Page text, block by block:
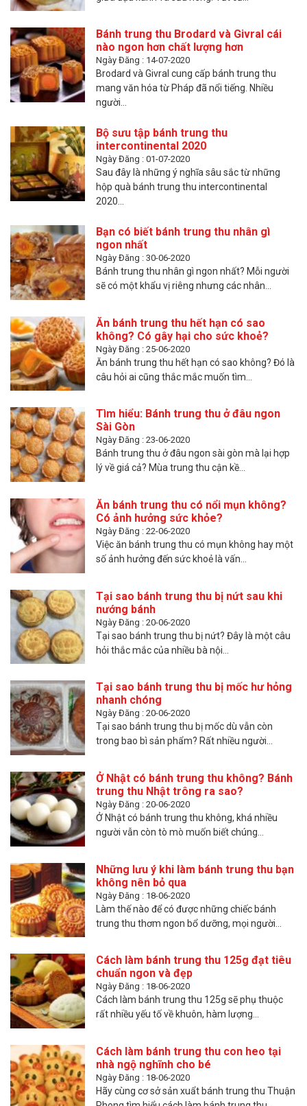
Bánh trung thu Brodard và Givral cái
nào ngon hơn chất lượng hơn
Ngày Đăng : 14-07-2020
Brodard và Givral cung cấp bánh trung thu
mang văn hóa từ Pháp đã nổi tiếng. Nhiều
người...
Bộ sưu tập bánh trung thu
intercontinental 2020
Ngày Đăng : 01-07-2020
Sau đây là những ý nghĩa sâu sắc từ những
hộp quà bánh trung thu intercontinental
2020...
Bạn có biết bánh trung thu nhân gì
ngon nhất
Ngày Đăng : 30-06-2020
Bánh trung thu nhân gì ngon nhất? Mỗi người
sẽ có một khẩu vị riêng nhưng các nhân...
Ăn bánh trung thu hết hạn có sao
không? Có gây hại cho sức khoẻ?
Ngày Đăng : 25-06-2020
Ăn bánh trung thu hết hạn có sao không? Đó là
câu hỏi ai cũng thắc mắc muốn tìm...
Tìm hiểu: Bánh trung thu ở đâu ngon
Sài Gòn
Ngày Đăng : 23-06-2020
Bánh trung thu ở đâu ngon sài gòn mà lại hợp
lý về giá cả? Mùa trung thu cận kề...
Ăn bánh trung thu có nổi mụn không?
Có ảnh hưởng sức khỏe?
Ngày Đăng : 22-06-2020
Việc ăn bánh trung thu có mụn không hay một
số ảnh hưởng đến sức khoẻ là vấn...
Tại sao bánh trung thu bị nứt sau khi
nướng bánh
Ngày Đăng : 20-06-2020
Tại sao bánh trung thu bị nứt? Đây là một câu
hỏi thắc mắc của nhiều bà nội...
Tại sao bánh trung thu bị mốc hư hỏng
nhanh chóng
Ngày Đăng : 20-06-2020
Tại sao bánh trung thu bị mốc dù vẫn còn
trong bao bì sản phẩm? Rất nhiều người...
Ở Nhật có bánh trung thu không? Bánh
trung thu Nhật trông ra sao?
Ngày Đăng : 20-06-2020
Ở Nhật có bánh trung thu không, khá nhiều
người vẫn còn tò mò muốn biết chúng...
Những lưu ý khi làm bánh trung thu bạn
không nên bỏ qua
Ngày Đăng : 18-06-2020
Làm thế nào để có được những chiếc bánh
trung thu thơm ngon bổ dưỡng, mọi người...
Cách làm bánh trung thu 125g đạt tiêu
chuẩn ngon và đẹp
Ngày Đăng : 18-06-2020
Cách làm bánh trung thu 125g sẽ phụ thuộc
rất nhiều yếu tố về khuôn, hàm lượng...
Cách làm bánh trung thu con heo tại
nhà ngộ nghĩnh cho bé
Ngày Đăng : 18-06-2020
Hãy cùng cơ sở sản xuẩt bánh trung thu Thuận